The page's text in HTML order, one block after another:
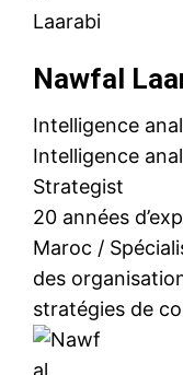
Nawfal
Intelligence
Intelligence
Strategist
20 années
Maroc /
des
stratégies de